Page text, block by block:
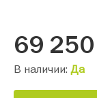
69 250
В наличии: Да